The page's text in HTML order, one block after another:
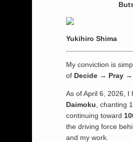
Yukihiro Shima
My conviction is
of Decide → Pray
As of April 6, 2026, I
Daimoku , chanting
continuing toward
the driving force
and my work.